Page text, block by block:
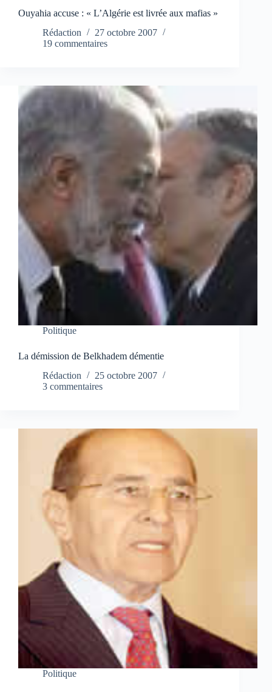
Ouyahia accuse : « L’Algérie est livrée aux mafias »
Rédaction
27 octobre 2007
19 commentaires
Politique
La démission de Belkhadem démentie
Rédaction
25 octobre 2007
3 commentaires
Politique